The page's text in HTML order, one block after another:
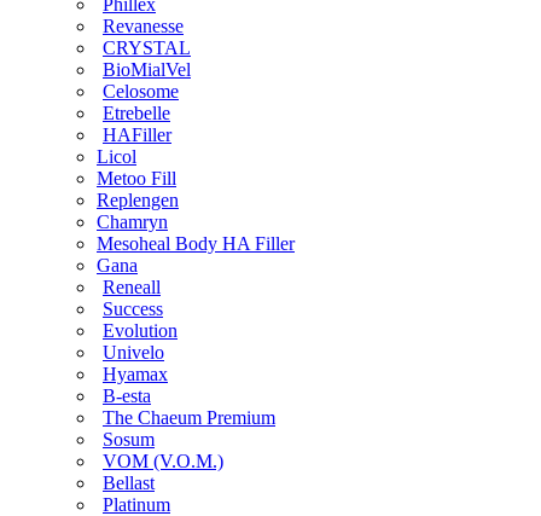
Revanesse
CRYSTAL
BioMialVel
Celosome
Etrebelle
HAFiller
Licol
Metoo Fill
Replengen
Chamryn
Mesoheal Body HA Filler
Gana
Reneall
Success
Evolution
Univelo
Hyamax
B-esta
The Chaeum Premium
Sosum
VOM (V.O.M.)
Bellast
Platinum